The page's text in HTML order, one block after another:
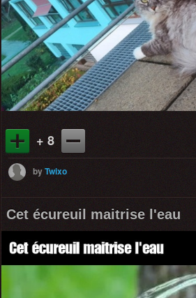
+ 8
byTwixo
Cet écureuil maitrise l'eau